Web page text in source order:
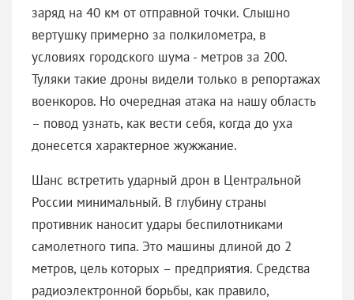
заряд на 40 км от отправной точки. Слышно
вертушку примерно за полкилометра, в
условиях городского шума - метров за 200.
Туляки такие дроны видели только в репортажах
военкоров. Но очередная атака на нашу область
– повод узнать, как вести себя, когда до уха
донесется характерное жужжание.
Шанс встретить ударный дрон в Центральной
России минимальный. В глубину страны
противник наносит удары беспилотниками
самолетного типа. Это машины длиной до 2
метров, цель которых – предприятия. Средства
радиоэлектронной борьбы, как правило,